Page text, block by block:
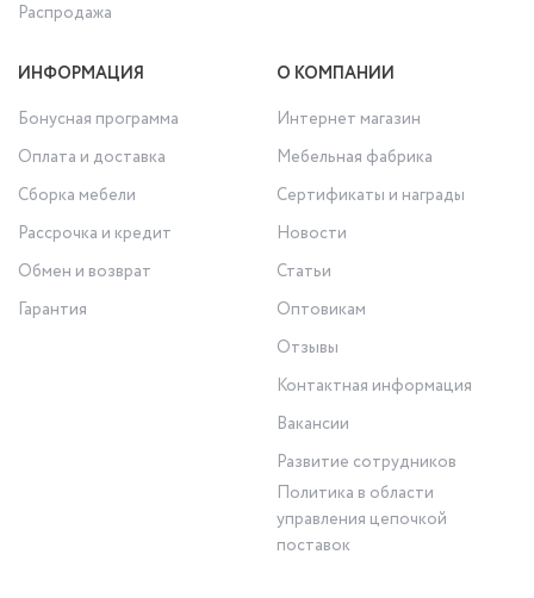
Распродажа
ИНФОРМАЦИЯ
Бонусная программа
Оплата и доставка
Сборка мебели
Рассрочка и кредит
Обмен и возврат
Гарантия
О КОМПАНИИ
Интернет магазин
Мебельная фабрика
Сертификаты и награды
Новости
Статьи
Оптовикам
Отзывы
Контактная информация
Вакансии
Развитие сотрудников
Политика в области
управления цепочкой
поставок